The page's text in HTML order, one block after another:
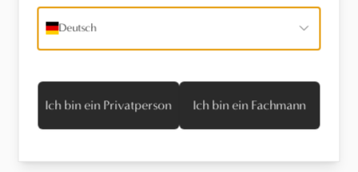
Deutsch
Ich bin ein Privatperson Ich bin ein Fachmann